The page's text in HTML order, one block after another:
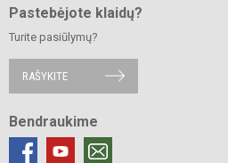
Pastebėjote klaidų?
Turite pasiūlymų?
RAŠYKITE
Bendraukime